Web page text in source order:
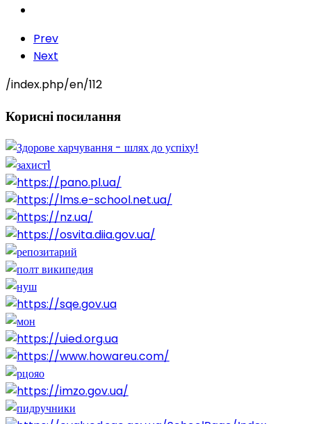
Prev
Next
/index.php/en/112
Корисніпосилання